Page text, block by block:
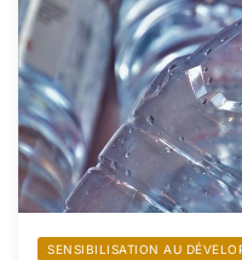
SENSIBILISATION AU